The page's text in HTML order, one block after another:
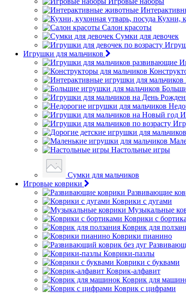
Кухни,
Салон красоты
Сумки для девочек
Игрушки для мальчиков
Настольные игры
Сумки для мальчиков
Игровые коврики
Развивающие
Коврики с дугами
Музыкальные
Коврики с
Коврик для
Коврики пианино
Коврики-пазлы
Коврики с буквами
Коврик-алфавит
Коврик для
Коврик с цифрами